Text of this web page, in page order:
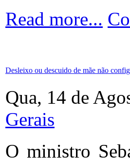
Read more...
Desleixo ou descuido de mãe não
Qua, 14 de
Gerais
O ministro